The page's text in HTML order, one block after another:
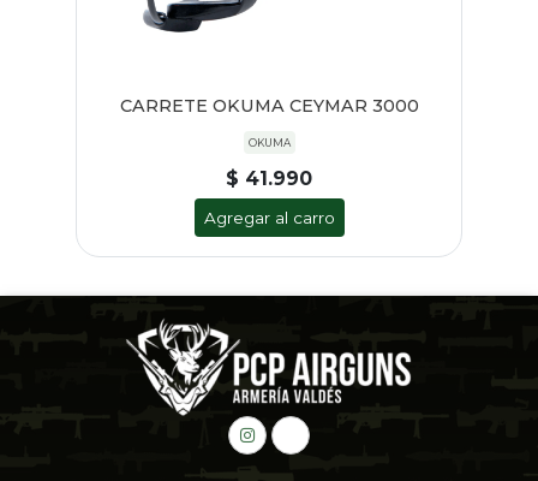
CARRETE OKUMA CEYMAR 3000
OKUMA
$ 41.990
Agregar al carro